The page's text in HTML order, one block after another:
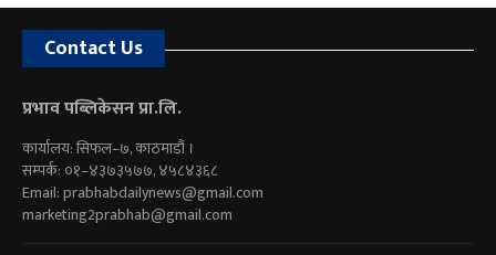
Contact Us
प्रभाव पब्लिकेसन प्रा.लि.
कार्यालय: सिफल–७, काठमाडौं ।
सम्पर्क: ०१–४३७३५७७, ४५८४३६८
Email:prabhabdailynews@gmail.com
marketing2prabhab@gmail.com